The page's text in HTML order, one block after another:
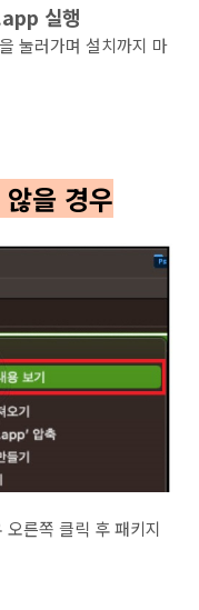
실행
눌러가며 설치까지 마
을 경우
른쪽 클릭 후 패키지